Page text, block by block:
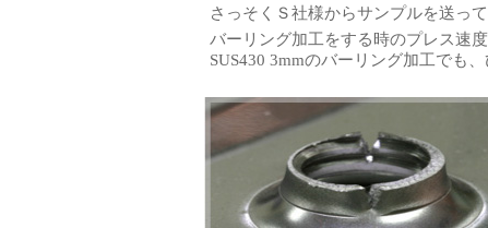
さっそくＳ社様からサンプルを送っ
バーリング加工をする時のプレス速
SUS430 3mmのバーリング加工でも